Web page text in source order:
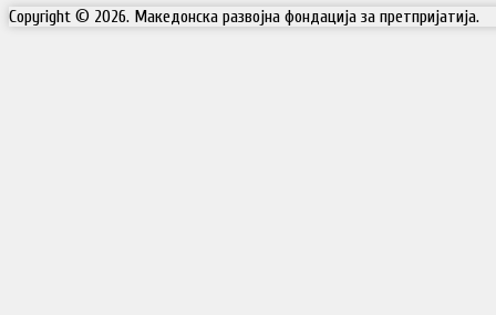
Copyright © 2026. Македонска развојна фондација за претпријатија.